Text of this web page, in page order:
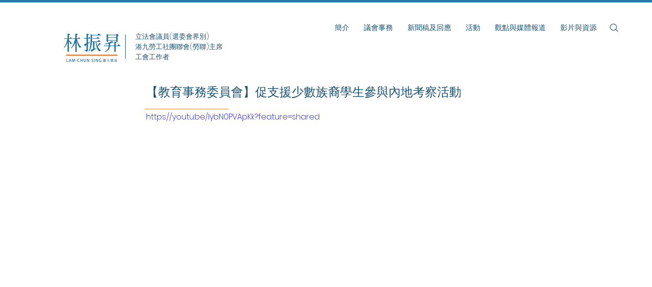
立法會議員(選委會界別)
港九勞工社團聯會(勞聯)主席
工會工作者
簡介 議會事務 新聞稿及回應 活動 觀點與媒體報道 影片與資源
【教育事務委員會】促支援少數族裔學生參與內地考察活動
https://youtu.be/lybN0PVApKk?feature=shared